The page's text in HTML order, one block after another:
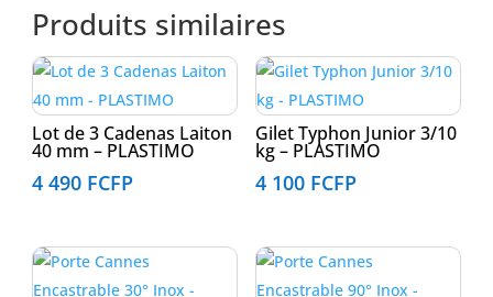
Produits similaires
Lot de 3 Cadenas Laiton
40 mm – PLASTIMO
4 490 FCFP
Gilet Typhon Junior 3/10
kg – PLASTIMO
4 100 FCFP